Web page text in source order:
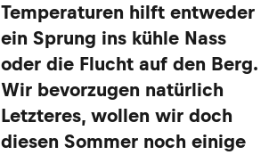
Temperaturen hilft entweder
ein Sprung ins kühle Nass
oder die Flucht auf den Berg.
Wir bevorzugen natürlich
Letzteres, wollen wir doch
diesen Sommer noch einige